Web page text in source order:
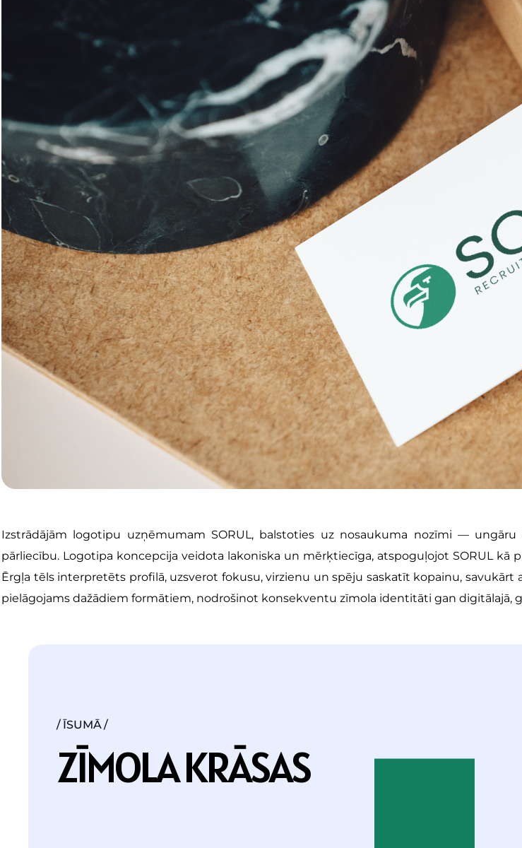
Izstrādājām logotipu uzņēmumam SORUL, balstoties uz nosaukuma nozīmi —
pārliecību. Logotipa koncepcija veidota lakoniska un mērķtiecīga, atspoguļojot SORUL
Ērgļa tēls interpretēts profilā, uzsverot fokusu, virzienu un spēju saskatīt kopainu,
pielāgojams dažādiem formātiem, nodrošinot konsekventu zīmola identitāti gan digitālajā,
ĪSUMĀ
ZĪMOLAKRĀSAS